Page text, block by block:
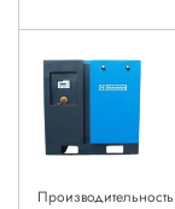
Производительность